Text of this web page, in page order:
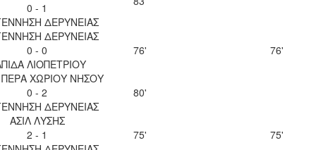
0 - 1
ΔΕΡΥΝΕΙΑΣ
ΔΕΡΥΝΕΙΑΣ
0 - 0
ΛΙΟΠΕΤΡΙΟΥ
76'
76'
ΧΩΡΙΟΥ ΝΗΣΟΥ
0 - 2
ΔΕΡΥΝΕΙΑΣ
80'
ΑΣΙΛ ΛΥΣΗΣ
2 - 1
75' 75'